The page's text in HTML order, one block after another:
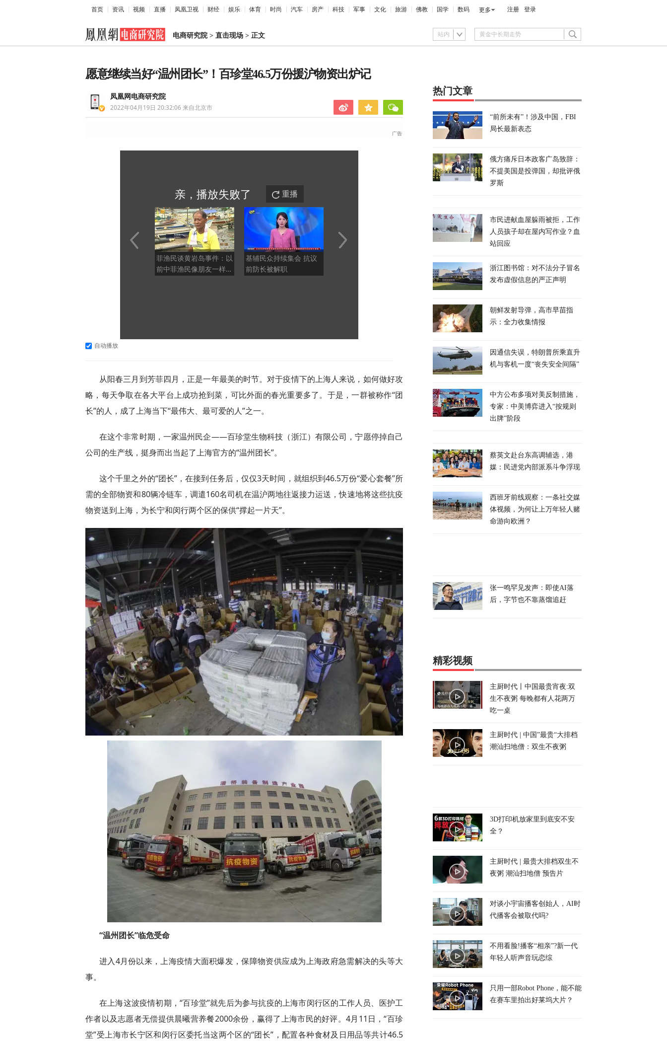
首页 资讯 视频 直播 凤凰卫视 财经 娱乐 体育 时尚 汽车 房产 科技 军事 文化 旅游 佛教 国学 数码 更多 注册 登录
电商研究院 > 直击现场 > 正文 站内
​愿意继续当好“温州团长”！百珍堂46.5万份援沪物资出炉记
凤凰网电商研究院
2022年04月19日 20:32:06来自北京市
亲，播放失败了 重播
菲渔民谈黄岩岛事件：以
前中菲渔民像朋友一样喝
基辅民众持续集会 抗议
前防长被解职
届：大国之间矛盾比较尖
锐，或许要博弈几轮
周末与阿曼达成霍尔木兹
协议
自动播放
从阳春三月到芳菲四月，正是一年最美的时节。对于疫情下的上海人来说，如何做好攻
略，每天争取在各大平台上成功抢到菜，可比外面的春光重要多了。于是，一群被称作“团
长”的人，成了上海当下“最伟大、最可爱的人”之一。
在这个非常时期，一家温州民企——百珍堂生物科技（浙江）有限公司，宁愿停掉自己
公司的生产线，挺身而出当起了上海官方的“温州团长”。
这个千里之外的“团长”，在接到任务后，仅仅3天时间，就组织到46.5万份“爱心套餐”所
需的全部物资和80辆冷链车，调遣160名司机在温沪两地往返接力运送，快速地将这些抗疫
物资送到上海，为长宁和闵行两个区的保供“撑起一片天”。
“温州团长”临危受命
进入4月份以来，上海疫情大面积爆发，保障物资供应成为上海政府急需解决的头等大
事。
在上海这波疫情初期，“百珍堂”就先后为参与抗疫的上海市闵行区的工作人员、医护工
作者以及志愿者无偿提供晨曦营养餐2000余份，赢得了上海市民的好评。4月11日，“百珍
堂”受上海市长宁区和闵行区委托当这两个区的“团长”，配置各种食材及日用品等共计46.5
热门文章
“前所未有”！涉及中国，FBI
局长最新表态
俄方痛斥日本政客广岛致辞：
不提美国是投弹国，却批评俄
罗斯
市民进献血屋躲雨被拒，工作
人员孩子却在屋内写作业？血
站回应
浙江图书馆：对不法分子冒名
发布虚假信息的严正声明
朝鲜发射导弹，高市早苗指
示：全力收集情报
因通信失误，特朗普所乘直升
机与客机一度“丧失安全间隔”
中方公布多项对美反制措施，
专家：中美博弈进入“按规则
出牌”阶段
蔡英文赴台东高调辅选，港
媒：民进党内部派系斗争浮现
西班牙前线观察：一条社交媒
体视频，为何让上万年轻人赌
命游向欧洲？
张一鸣罕见发声：即使AI落
后，字节也不靠蒸馏追赶
精彩视频
主厨时代丨中国最贵宵夜:双
生不夜粥 每晚都有人花两万
吃一桌
主厨时代 | 中国”最贵“大排档
潮汕扫地僧：双生不夜粥
3D打印机放家里到底安不安
全？
主厨时代 | 最贵大排档双生不
夜粥 潮汕扫地僧 预告片
对谈小宇宙播客创始人，AI时
代播客会被取代吗?
不用看脸!播客“相亲”?新一代
年轻人听声音玩恋综
只用一部Robot Phone，能不能
在赛车里拍出好莱坞大片？